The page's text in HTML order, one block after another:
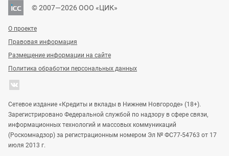
© 2007—2026 ООО «ЦИК»
О проекте
Правовая информация
Размещение информации на сайте
Политика обработки персональных данных
Сетевое издание «Кредиты и вклады в Нижнем Новгороде» (18+).
Зарегистрировано Федеральной службой по надзору в сфере связи,
информационных технологий и массовых коммуникаций
(Роскомнадзор) за регистрационным номером Эл № ФС77-54763 от 17
июля 2013 г.